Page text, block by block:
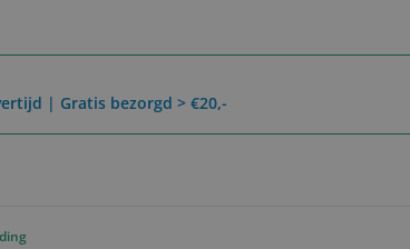
| Gratis bezorgd > €20,-